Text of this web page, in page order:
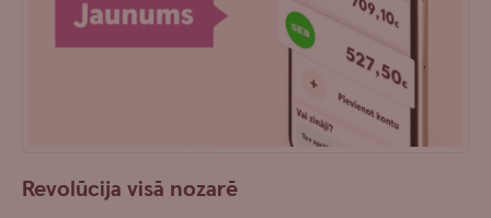
Revolūcija visā nozarē